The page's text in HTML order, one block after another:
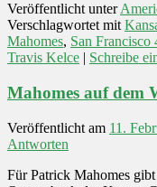
Veröffentlicht unter
Verschlagwortet mit
Mahomes, San Francisco
Travis Kelce | Schreibe
Mahomes auf dem
Veröffentlicht am 11.
Antworten
Für Patrick Mahomes